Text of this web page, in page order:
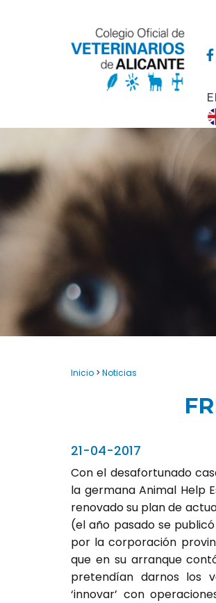
Inicio > Noticias
21-04-2017
Con el desafortunado
la germana Animal Help
renovado su plan de
(el año pasado se
por la corporación
que en su arranque
pretendían darnos los
‘innovar’ con